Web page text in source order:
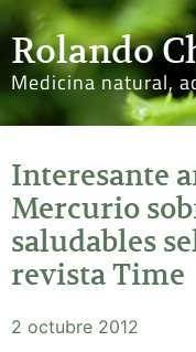
Rolando
Medicina natural,
Interesante
Mercurio
saludables
revista Time
2 octubre 2012